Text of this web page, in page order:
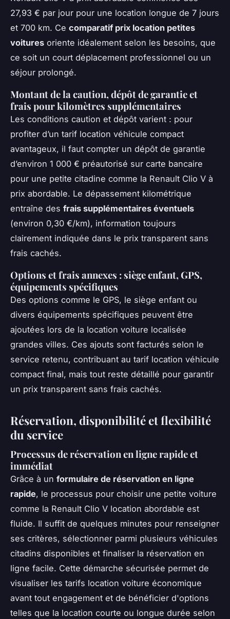
27,93 € par jour pour une location longue de 7 jours
et 700 km. Ce comparatif prix location petites
voitures oriente idéalement selon les besoins, que
ce soit un court déplacement professionnel ou un
séjour prolongé.
Montant de la caution, dépôt de garantie et
frais pour kilomètres supplémentaires
Les conditions caution et dépôt varient : pour
profiter d’un tarif location véhicule compact
avantageux, il faut compter un dépôt de garantie
d’environ 1 000 € préautorisé sur carte bancaire
pour une petite citadine comme la Renault Clio V à
prix abordable. Le dépassement kilométrique
entraîne des frais supplémentaires éventuels
(environ 0,30 €/km), information toujours
clairement indiquée dans le prix transparent sans
frais cachés.
Options et frais annexes : siège enfant, GPS,
équipements spécifiques
Des options comme le GPS, le siège enfant ou
divers équipements spécifiques peuvent être
ajoutées lors de la location voiture localisée
grandes villes. Ces ajouts sont facturés selon le
service retenu, contribuant au tarif location véhicule
compact final, mais tout reste détaillé pour garantir
un prix transparent sans frais cachés.
Réservation, disponibilité et flexibilité
du service
Processus de réservation en ligne rapide et
immédiat
Grâce à un formulaire de réservation en ligne
rapide, le processus pour choisir une petite voiture
comme la Renault Clio V location abordable est
fluide. Il suffit de quelques minutes pour renseigner
ses critères, sélectionner parmi plusieurs véhicules
citadins disponibles et finaliser la réservation en
ligne facile. Cette démarche sécurisée permet de
visualiser les tarifs location voiture économique
avant tout engagement et de bénéficier d'options
telles que la location courte ou longue durée selon